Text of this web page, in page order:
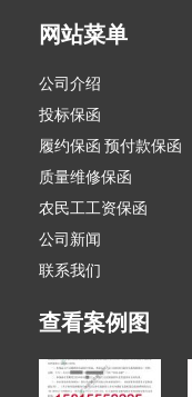
网站菜单
公司介绍
投标保函
履约保函 预付款保函
质量维修保函
农民工工资保函
公司新闻
联系我们
查看案例图